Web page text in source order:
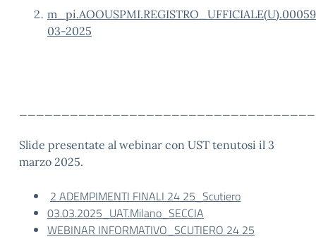
03-2025
Slide presentate al webinar con UST tenutosi il 3
marzo 2025.
2 ADEMPIMENTI FINALI 24 25_Scutiero
03.03.2025_UAT.Milano_SECCIA
WEBINAR INFORMATIVO_SCUTIERO 24 25